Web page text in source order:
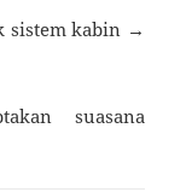
sistem kabin →
suasana